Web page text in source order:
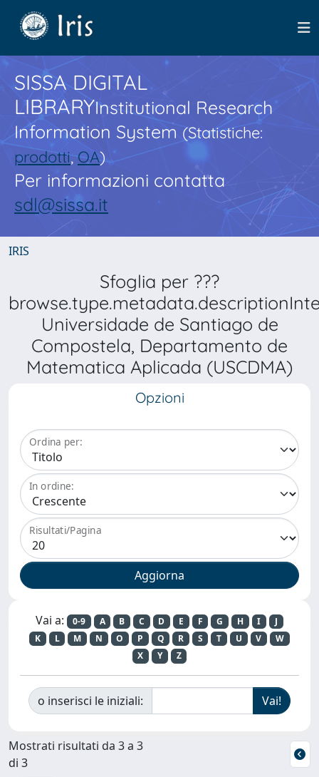
SISSA DIGITAL
LIBRARYInstitutional Research
Information System(Statistiche:
prodotti,OA)
Per informazioni contatta
sdl@sissa.it
IRIS
Sfoglia per ???
Universidade de Santiago de
Compostela, Departamento de
Matematica Aplicada (USCDMA)
Opzioni
Ordina per:
In ordine:
Risultati/Pagina
Vai a: 0-9 A B C D E F G H I
J
K
L M N O P Q R S T U V
W
X
Y Z
o inserisci le iniziali:
Mostrati risultati da 3 a 3
di 3